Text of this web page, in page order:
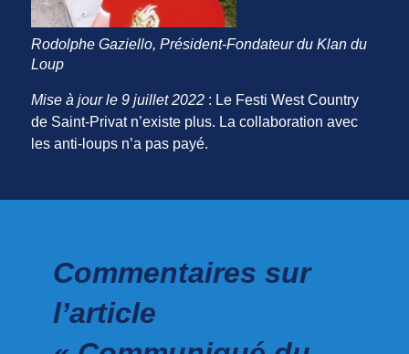
Rodolphe Gaziello, Président-Fondateur du Klan du
Loup
Mise à jour le 9 juillet 2022 : Le Festi West Country
de Saint-Privat n’existe plus. La collaboration avec
les anti-loups n’a pas payé.
Commentaires sur
l’article